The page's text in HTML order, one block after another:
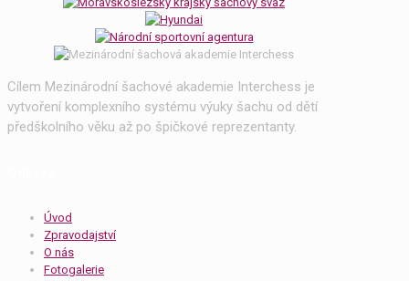
Cílem Mezinárodní šachové akademie Interchess je
vytvoření komplexního systému výuky šachu od dětí
předškolního věku až po špičkové reprezentanty.
Úvod
Zpravodajství
O nás
Fotogalerie